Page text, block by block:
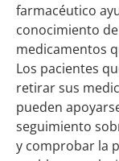
farmacéutico
conocimiento
medicamentos
Los pacientes
retirar sus
pueden
seguimiento
y comprobar la